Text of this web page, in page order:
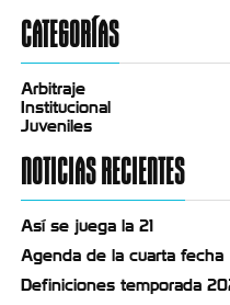
CATEGORÍAS
Arbitraje
Institucional
Juveniles
NOTICIAS RECIENTES
Así se juega la 21
Agenda de la cuarta fecha
Definiciones temporada